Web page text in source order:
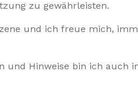
zu gewährleisten.
und ich freue mich,
und Hinweise bin ich